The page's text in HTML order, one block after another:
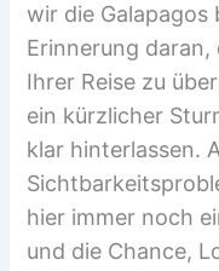
wir die Galapagos
Erinnerung
Ihrer Reise zu
ein kürzlicher
klar hinterlassen.
hier immer noch
und die Chance,